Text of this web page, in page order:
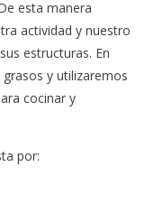
esta manera
actividad y nuestro
estructuras. En
y utilizaremos
cocinar y
por: